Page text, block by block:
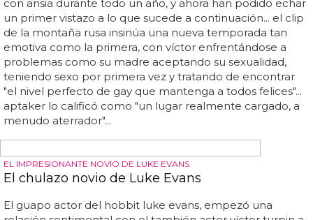
El actor de Love, Victor, Michael Cimino,
muestra abdominales en una escena de
despertar gay en el nuevo drama Motorheads
El papel que catapultó a michael cimino fue en la serie